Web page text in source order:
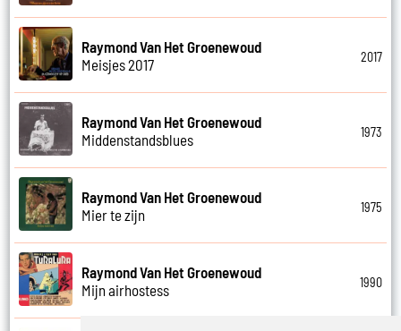
Raymond Van Het Groenewoud
Meisjes 2017
2017
Raymond Van Het Groenewoud
Middenstandsblues
1973
Raymond Van Het Groenewoud
Mier te zijn
1975
Raymond Van Het Groenewoud
Mijn airhostess
1990